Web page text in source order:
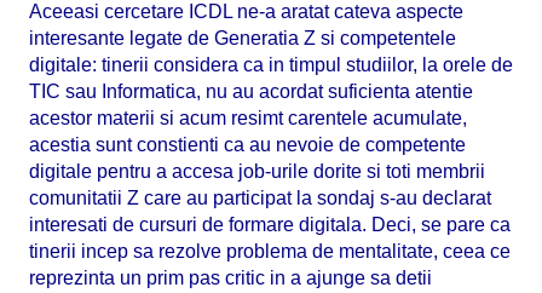
Aceeasi cercetare ICDL ne-a aratat cateva aspecte
interesante legate de Generatia Z si competentele
digitale: tinerii considera ca in timpul studiilor, la orele de
TIC sau Informatica, nu au acordat suficienta atentie
acestor materii si acum resimt carentele acumulate,
acestia sunt constienti ca au nevoie de competente
digitale pentru a accesa job-urile dorite si toti membrii
comunitatii Z care au participat la sondaj s-au declarat
interesati de cursuri de formare digitala. Deci, se pare ca
tinerii incep sa rezolve problema de mentalitate, ceea ce
reprezinta un prim pas critic in a ajunge sa detii